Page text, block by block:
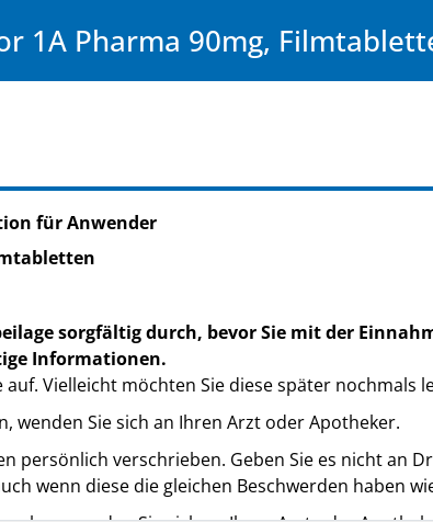
1A Pharma 90mg,
für Anwender
sorgfältig durch, bevor Sie mit der
Informationen.
auf. Vielleicht möchten Sie diese später nochmals
wenden Sie sich an Ihren Arzt oder Apotheker.
persönlich verschrieben. Geben Sie es nicht an
wenn diese die gleichen Beschwerden haben